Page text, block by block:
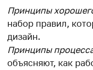
Принципы
набор правил,
дизайн.
Принципы
объясняют, как